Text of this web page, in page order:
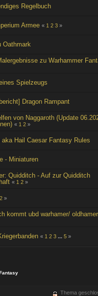
Regelbuch
Armee « 1 2 3 »
Oathmark
zu Warhammer
Spielzeugs
Dragon Rampant
von Naggaroth (Update
« 1 2 »
Hail Caesar Fantasy Rules
- Miniaturen
Quidditch - Auf zur Quidditch
« 1 2 »
2 »
kommt ubd warhamer/
« 1 2 3 ...5 »
Thema